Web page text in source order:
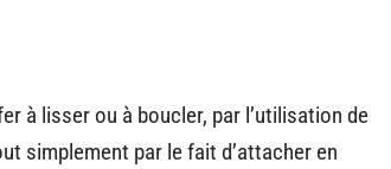
à lisser ou à boucler, par l’utilisation de
simplement par le fait d’attacher en